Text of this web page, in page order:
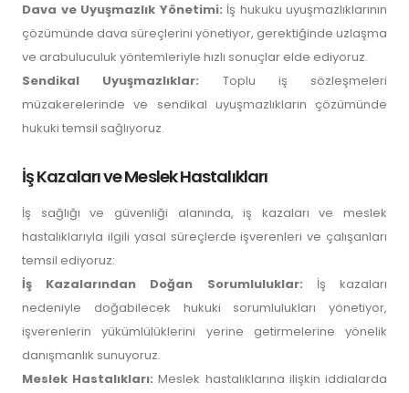
Dava ve Uyuşmazlık Yönetimi: İş hukuku uyuşmazlıklarının
çözümünde dava süreçlerini yönetiyor, gerektiğinde uzlaşma
ve arabuluculuk yöntemleriyle hızlı sonuçlar elde ediyoruz.
Sendikal Uyuşmazlıklar: Toplu iş sözleşmeleri
müzakerelerinde ve sendikal uyuşmazlıkların çözümünde
hukuki temsil sağlıyoruz.
İş Kazaları ve Meslek Hastalıkları
İş sağlığı ve güvenliği alanında, iş kazaları ve meslek
hastalıklarıyla ilgili yasal süreçlerde işverenleri ve çalışanları
temsil ediyoruz:
İş Kazalarından Doğan Sorumluluklar: İş kazaları
nedeniyle doğabilecek hukuki sorumlulukları yönetiyor,
işverenlerin yükümlülüklerini yerine getirmelerine yönelik
danışmanlık sunuyoruz.
Meslek Hastalıkları: Meslek hastalıklarına ilişkin iddialarda